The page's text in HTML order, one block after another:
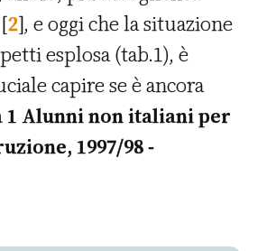
2], e oggi che la situazione
esplosa (tab.1), è
capire se è ancora
1 Alunni non italiani per
1997/98 -